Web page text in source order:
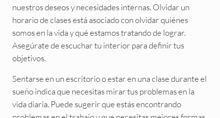
nuestros deseos y necesidades internas. Olvidar un
horario de clases está asociado con olvidar quiénes
somos en la vida y qué estamos tratando de lograr.
Asegúrate de escuchar tu interior para definir tus
objetivos.
Sentarse en un escritorio o estar en una clase durante el
sueño indica que necesitas mirar tus problemas en la
vida diaria. Puede sugerir que estás encontrando